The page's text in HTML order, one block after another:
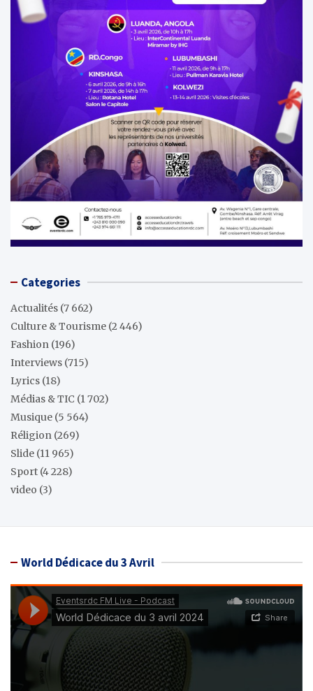
Categories
Actualités (7 662)
Culture & Tourisme (2 446)
Fashion (196)
Interviews (715)
Lyrics (18)
Médias & TIC (1 702)
Musique (5 564)
Réligion (269)
Slide (11 965)
Sport (4 228)
video (3)
World Dédicace du 3 Avril